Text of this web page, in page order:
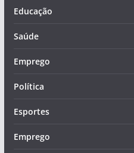
Educação
Saúde
Emprego
Política
Esportes
Emprego